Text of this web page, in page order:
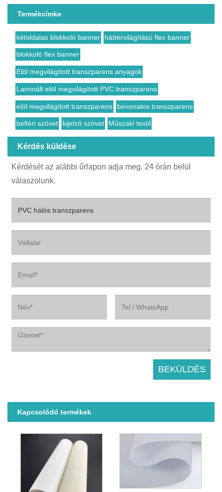
Termékcímke
kétoldalas blokkoló banner háttérvilágítású flex banner
blokkoló flex banner
Elöl megvilágított transzparens anyagok
Laminált elöl megvilágított PVC transzparens
elöl megvilágított transzparens bevonatos transzparens
beltéri szövet kijelző szövet Műszaki textil
Kérdés küldése
Kérdését az alábbi űrlapon adja meg. 24 órán belül
válaszolunk.
Kapcsolódó termékek